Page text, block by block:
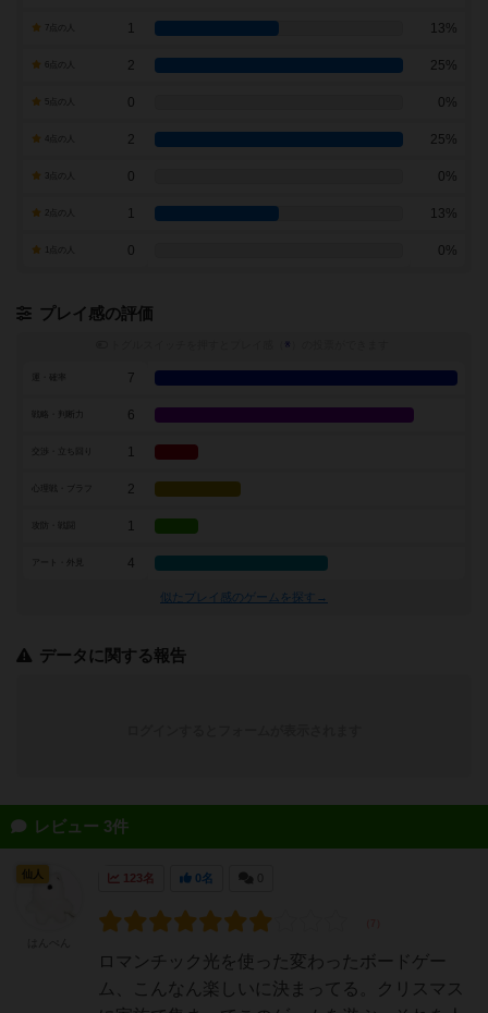
7点の人 1 13%
2 25%
0 0%
2 25%
0 0%
1 13%
0 0%
プレイ感の評価
※
7
戦略・判断力 6
1
2
1
アート・外見 4
似たプレイ感のゲームを探す→
データに関する報告
レビュー 3件
123名 0名
ロマンチック光を使った変わったボードゲー
ム、こんなん楽しいに決まってる。クリスマス
仙人